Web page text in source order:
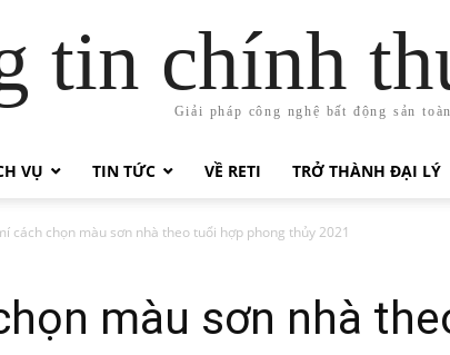
tin chính
Giải pháp công nghệ bất động sản
VỤ TIN TỨC VỀ RETI TRỞ THÀNH ĐẠI LÝ
cách chọn màu sơn nhà theo tuổi hợp phong thủy 2021
màu sơn nhà